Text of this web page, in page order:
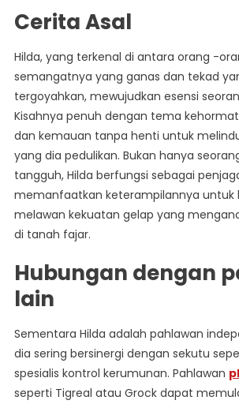
Cerita Asal
Hilda, yang terkenal di antara orang -
semangatnya yang ganas dan tekad
tergoyahkan, mewujudkan esensi
Kisahnya penuh dengan tema
dan kemauan tanpa henti untuk
yang dia pedulikan. Bukan hanya
tangguh, Hilda berfungsi sebagai
memanfaatkan keterampilannya untuk
melawan kekuatan gelap yang
di tanah fajar.
Hubungan dengan
lain
Sementara Hilda adalah pahlawan
dia sering bersinergi dengan sekutu
spesialis kontrol kerumunan. Pahlawan
seperti Tigreal atau Grock dapat